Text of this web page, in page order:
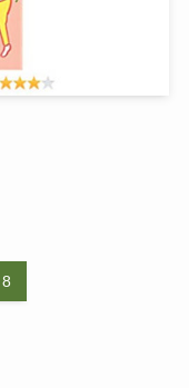
8